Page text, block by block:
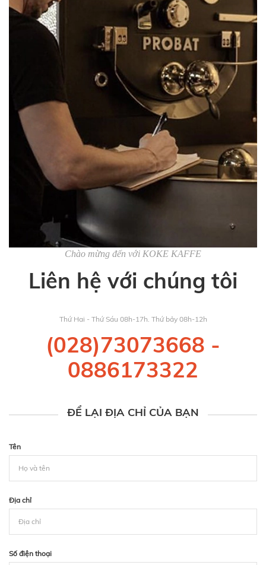
Chào mừng đến với KOKE KAFFE
Liên hệ với chúng tôi
Thứ Hai - Thứ Sáu 08h-17h. Thứ bảy 08h-12h
(028)73073668 -
0886173322
ĐỂ LẠI ĐỊA CHỈ CỦA BẠN
Tên
Địa chỉ
Số điện thoại